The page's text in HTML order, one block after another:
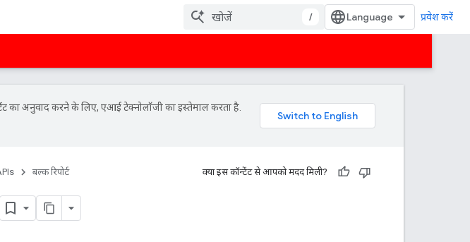
/ प्रवेश करें
का अनुवाद करने के लिए, एआई टेक्नोलॉजी का इस्तेमाल करता है.
बल्क रिपोर्ट क्या इस कॉन्टेंट से आपको मदद मिली?